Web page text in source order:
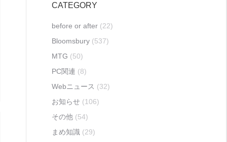
CATEGORY
before or after (22)
Bloomsbury (537)
MTG (50)
PC関連 (8)
Webニュース (32)
お知らせ (106)
その他 (54)
まめ知識 (29)